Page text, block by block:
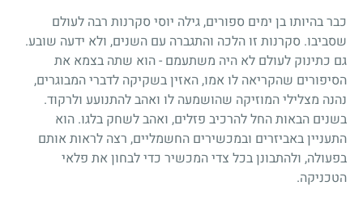
כבר בהיותו בן ימים ספורים, גילה יוסי סקרנות רבה לעולם
שסביבו. סקרנות זו הלכה והתגברה עם השנים, ולא ידעה שובע.
גם כתינוק לעולם לא היה משתעמם - הוא שתה בצמא את
הסיפורים שהקריאה לו אמו, האזין בשקיקה לדברי המבוגרים,
נהנה מצלילי המוזיקה שהושמעה לו ואהב להתנועע ולרקוד.
בשנים הבאות החל להרכיב פזלים, ואהב לשחק בלגו. הוא
התעניין באביזרים ובמכשירים החשמליים, רצה לראות אותם
בפעולה, ולהתבונן בכל צדי המכשיר כדי לבחון את פלאי
הטכניקה.